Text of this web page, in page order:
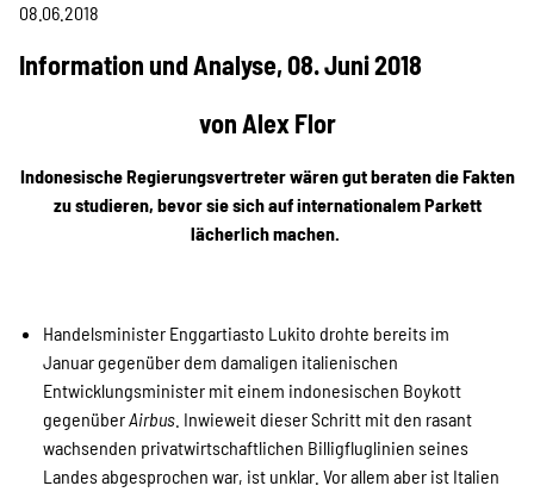
Informations- und
Bildungsmaterialien
Projekte
Kampagne
Stellenangebote
08.06.2018
Information und Analyse, 08. Juni 2018
von Alex Flor
Indonesische Regierungsvertreter wären gut beraten die Fakten
zu studieren, bevor sie sich auf internationalem Parkett
lächerlich machen.
Handelsminister Enggartiasto Lukito drohte bereits im
Januar gegenüber dem damaligen italienischen
Entwicklungsminister mit einem indonesischen Boykott
gegenüberAirbus . Inwieweit dieser Schritt mit den rasant
wachsenden privatwirtschaftlichen Billigfluglinien seines
Landes abgesprochen war, ist unklar. Vor allem aber ist Italien